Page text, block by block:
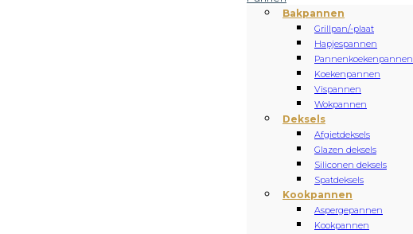
Bakpannen
Grillpan/-plaat
Hapjespannen
Pannenkoekenpannen
Koekenpannen
Vispannen
Wokpannen
Deksels
Afgietdeksels
Glazen deksels
Siliconen deksels
Spatdeksels
Kookpannen
Aspergepannen
Kookpannen